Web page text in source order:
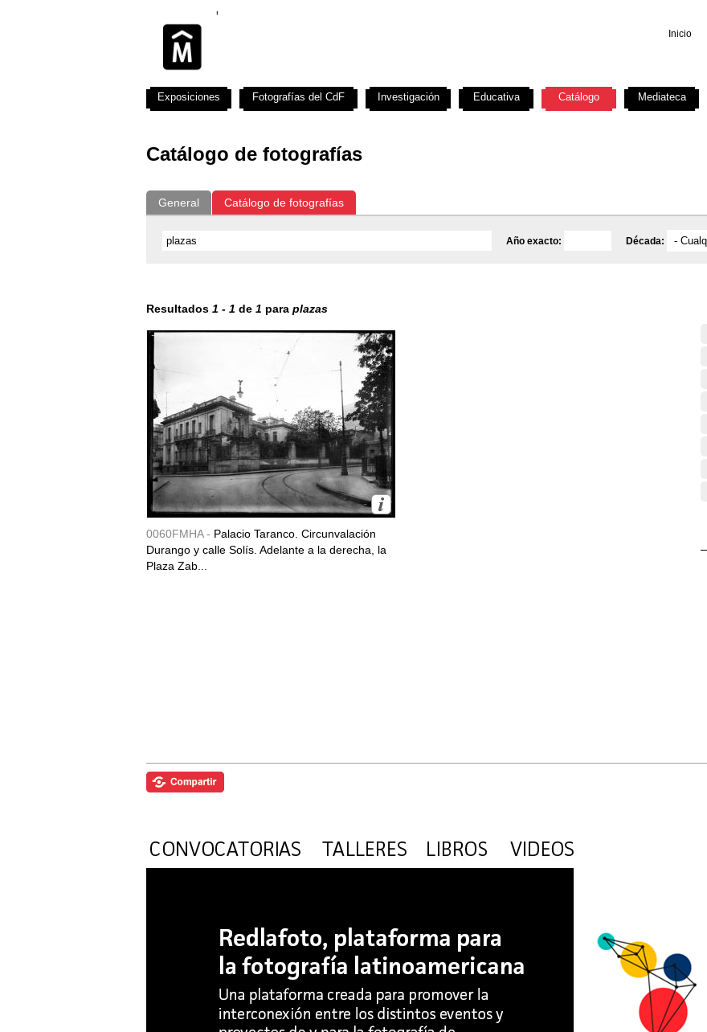
Inicio
Catálogo de fotografías
General Catálogo de fotografías
Año exacto: Década:
Resultados 1 - 1 de 1 para plazas
0060FMHA - Palacio Taranco. Circunvalación
Durango y calle Solís. Adelante a la derecha, la
Plaza Zab...
Exposiciones Fotografías del CdF Investigación Educativa Catálogo Mediateca